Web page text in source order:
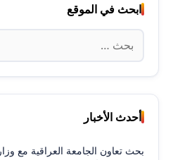
ابحث في الموقع
البحث
عن:
أحدث الأخبار
بحث تعاون الجامعة العراقية مع